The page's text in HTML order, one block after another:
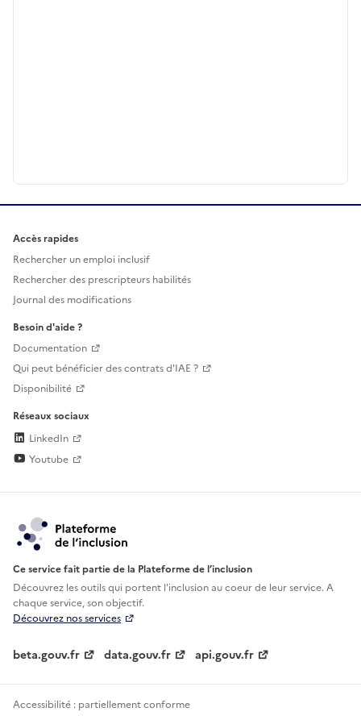
Accès rapides
Rechercher un emploi inclusif
Rechercher des prescripteurs habilités
Journal des modifications
Besoin d'aide ?
Documentation
Qui peut bénéficier des contrats d'IAE ?
Disponibilité
Réseaux sociaux
LinkedIn
Youtube
Ce service fait partie de la Plateforme de l’inclusion
Découvrez les outils qui portent l'inclusion aucoeur de leur service. A
chaque service, son objectif.
Découvrez nos services
beta.gouv.fr data.gouv.fr api.gouv.fr
Accessibilité : partiellement conforme